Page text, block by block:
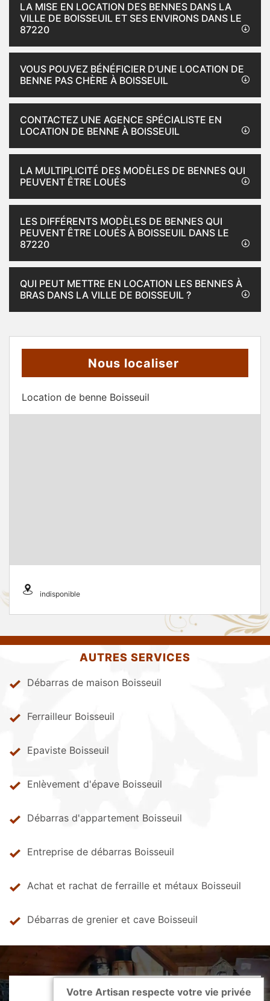
LA MISE EN LOCATION DES BENNES DANS LA
VILLE DE BOISSEUIL ET SES ENVIRONS DANS LE
87220
VOUS POUVEZ BÉNÉFICIER D’UNE LOCATION DE
BENNE PAS CHÈRE À BOISSEUIL
CONTACTEZ UNE AGENCE SPÉCIALISTE EN
LOCATION DE BENNE À BOISSEUIL
LA MULTIPLICITÉ DES MODÈLES DE BENNES QUI
PEUVENT ÊTRE LOUÉS
LES DIFFÉRENTS MODÈLES DE BENNES QUI
PEUVENT ÊTRE LOUÉS À BOISSEUIL DANS LE
87220
QUI PEUT METTRE EN LOCATION LES BENNES À
BRAS DANS LA VILLE DE BOISSEUIL ?
Nous localiser
Location de benne Boisseuil
indisponible
AUTRES SERVICES
Débarras de maison Boisseuil
Ferrailleur Boisseuil
Epaviste Boisseuil
Enlèvement d'épave Boisseuil
Débarras d'appartement Boisseuil
Entreprise de débarras Boisseuil
Achat et rachat de ferraille et métaux Boisseuil
Débarras de grenier et cave Boisseuil
Votre Artisan respecte votre vie privée